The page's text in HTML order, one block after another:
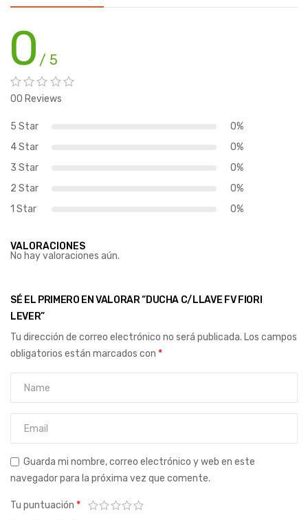
0 / 5
00 Reviews
5 Star
0%
4 Star
0%
3 Star
0%
2 Star
0%
1 Star
0%
VALORACIONES
No hay valoraciones aún.
SÉ EL PRIMERO EN VALORAR “DUCHA C/LLAVE FV FIORI
LEVER”
Tu dirección de correo electrónico no será publicada. Los campos
obligatorios están marcados con *
Guarda mi nombre, correo electrónico y web en este
navegador para la próxima vez que comente.
Tu puntuación *